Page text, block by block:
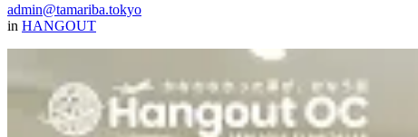
admin@tamariba.tokyo
in HANGOUT